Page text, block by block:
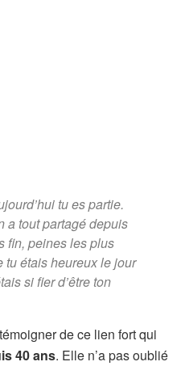
tu es partie.
a tout partagé depuis
fin, peines les plus
tu étais heureux le jour
si fier d’être ton
de ce lien fort qui
40 ans. Elle n’a pas oublié